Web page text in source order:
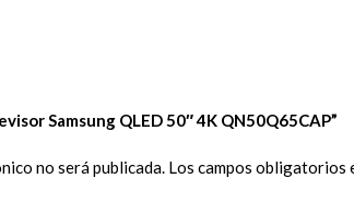
Samsung QLED 50″ 4K QN50Q65CAP”
no será publicada. Los campos obligatorios